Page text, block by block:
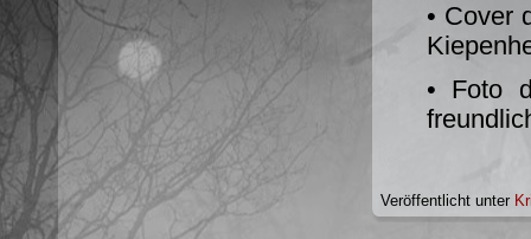
• Cover
• Foto
Veröffentlicht unter